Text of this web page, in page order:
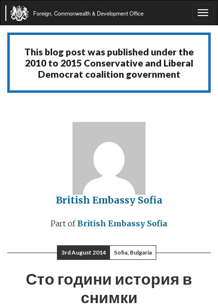
Foreign, Commonwealth & Development Office
This blog post was published under the
2010 to 2015 Conservative and Liberal
Democrat coalition government
British Embassy Sofia
Part ofBritish Embassy Sofia
3rd August 2014 Sofia, Bulgaria
Сто години история в
снимки